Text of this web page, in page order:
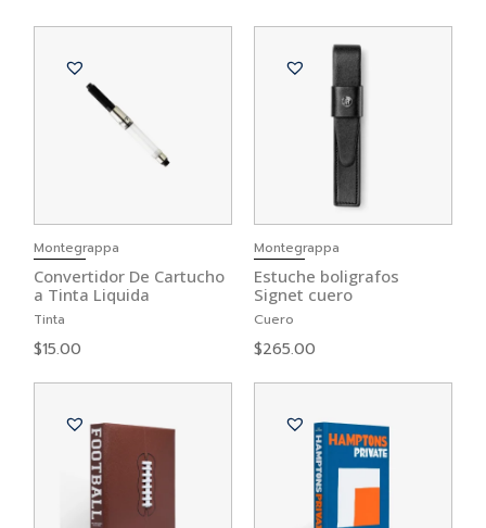
Montegrappa
Convertidor De Cartucho
a Tinta Liquida
Tinta
$15.00
Montegrappa
Estuche boligrafos
Signet cuero
Cuero
$265.00